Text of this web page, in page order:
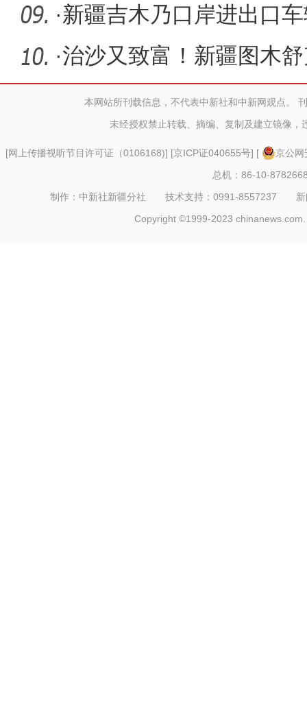
还原真相
·新疆吉木乃口岸进出口
·治沙又致富！新疆图木
种接近尾
本网站所刊载信息，不代表中新社和中新网观点。
未经授权禁止转载、摘编、复制及建立镜像，
[网上传播视听节目许可证（0106168)] [京ICP证040655号] [
京公
总机：86-10-
制作：中新社新疆分社 技术支持：0991-8557237
Copyright ©1999-2023